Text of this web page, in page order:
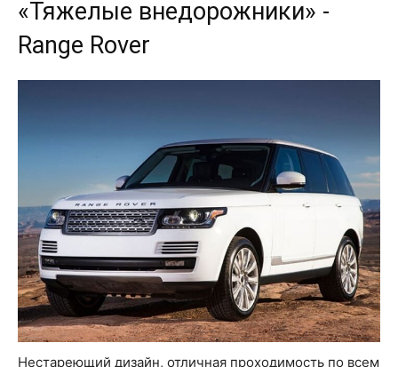
«Тяжелые внедорожники» -
Range Rover
Нестареющий дизайн, отличная проходимость по всем